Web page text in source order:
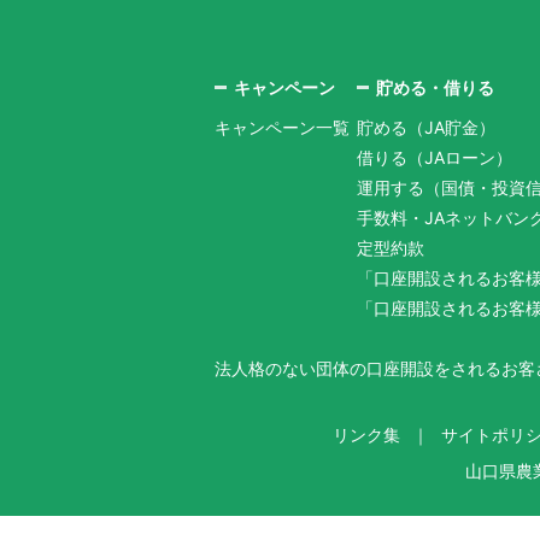
キャンペーン
キャンペーン一覧
貯める・借りる
貯める（JA貯金）
借りる（JAローン）
運用する（国債・投資
手数料・JAネットバン
定型約款
「口座開設されるお客
「口座開設されるお客
法人格のない団体の口座開設をされるお客
リンク集
サイトポリ
山口県農